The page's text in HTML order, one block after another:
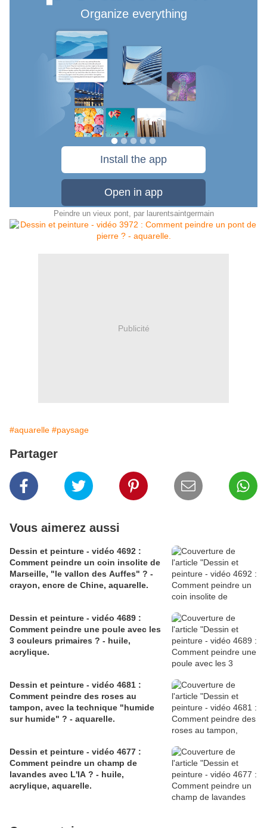
Peindre un vieux pont, par laurentsaintgermain
Publicité
#aquarelle #paysage
Partager
Vous aimerez aussi
Dessin et peinture - vidéo 4692 :
Comment peindre un coin insolite de
Marseille, "le vallon des Auffes" ? -
crayon, encre de Chine, aquarelle.
Dessin et peinture - vidéo 4689 :
Comment peindre une poule avec les
3 couleurs primaires ? - huile,
acrylique.
Dessin et peinture - vidéo 4681 :
Comment peindre des roses au
tampon, avec la technique "humide
sur humide" ? - aquarelle.
Dessin et peinture - vidéo 4677 :
Comment peindre un champ de
lavandes avec L'IA ? - huile,
acrylique, aquarelle.